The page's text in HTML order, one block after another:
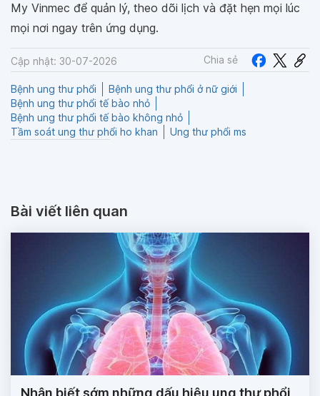
My Vinmec để quản lý, theo dõi lịch và đặt hẹn mọi lúc
mọi nơi ngay trên ứng dụng.
Cập nhật: 30-07-2026 Chia sẻ
Bệnh ung thư phổi
Bệnh ung thư phổi ở nữ giới
Bệnh ung thư phổi tế bào nhỏ
Bệnh ung thư phổi tế bào không nhỏ
Tầm soát ung thư phổi ho khan
Ung thư phổi ms
Bài viết liên quan
Nhận biết sớm những dấu hiệu ung thư phổi